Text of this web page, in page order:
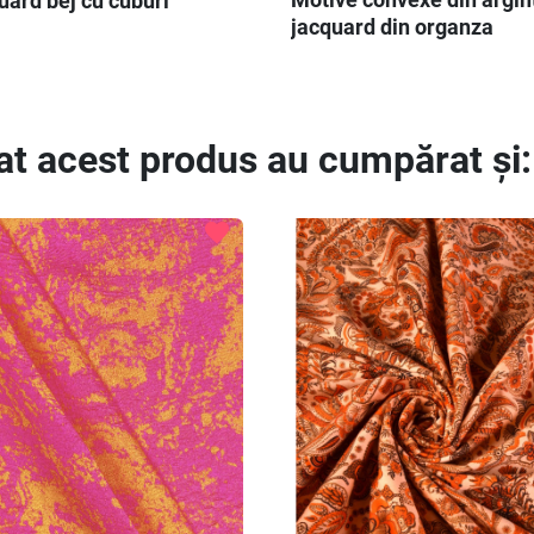
jacquard din organza
acest produs au cumpărat și:
favorite